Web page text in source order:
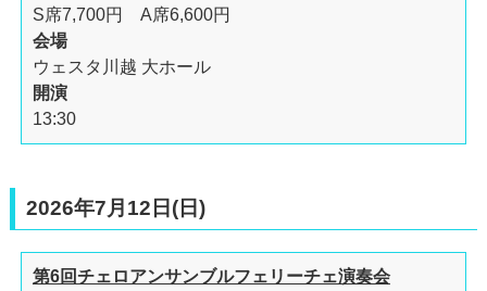
S席7,700円 A席6,600円
会場
ウェスタ川越 大ホール
開演
13:30
2026年7月12日(日)
第6回チェロアンサンブルフェリーチェ演奏会